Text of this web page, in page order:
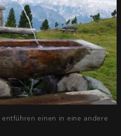
einen in eine andere